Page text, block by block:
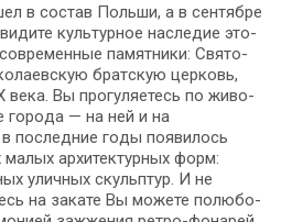
в со­став Поль­ши, а в сен­тяб­ре
куль­тур­ное на­сле­дие это­
па­мят­ни­ки: Свято-
брат­скую цер­ковь,
ве­ка. Вы про­гу­ля­е­тесь по жи­во­
го­ро­да — на ней и на
по­след­ние го­ды появилось
ар­хи­тек­тур­ных форм:
улич­ных скульп­тур. И не
на за­ка­те Вы мо­же­те по­лю­бо­